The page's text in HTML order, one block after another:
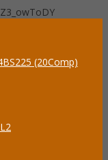
(20Comp)